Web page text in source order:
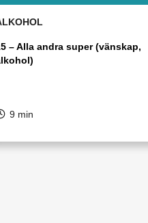
– Alla andra super (vänskap,
9 min